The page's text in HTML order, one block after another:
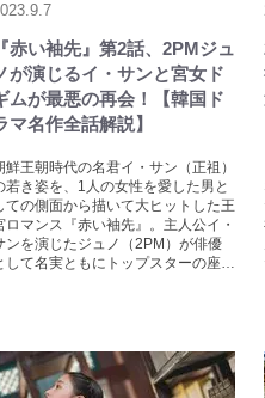
『赤い袖先』第2話、2PMジュ
が演じるイ・サンと宮女ド
ムが最悪の再会！【韓国ド
マ名作全話解説】
鮮王朝時代の名君イ・サン（正祖）
若き姿を、1人の女性を愛した男と
ての側面から描いて大ヒットした王
ロマンス『赤い袖先』。主人公イ・
ンを演じたジュノ（2PM）が俳優
して名実ともにトップスターの座…